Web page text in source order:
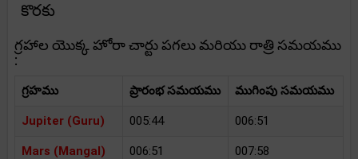
కొరకు
గ్రహాల యొక్క హోరా చార్టు పగలు మరియు రాత్రి సమయము
:
గ్రహము ప్రారంభ సమయము ముగింపు సమయము
Jupiter (Guru) 005:44 006:51
Mars (Mangal) 006:51 007:58